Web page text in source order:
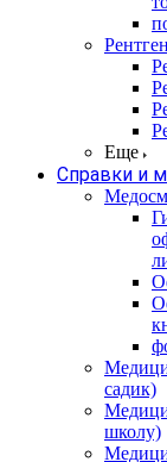
Еще
Справки и
садик)
школу)